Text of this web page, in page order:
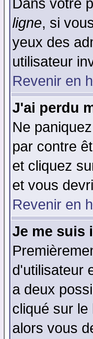
Dans votre
ligne, si
yeux des
utilisateur
Revenir en
J'ai perdu
Ne
par contre
et cliquez
et vous
Revenir en
Je me suis
d'utilisateur
a deux
cliqué sur le
alors vous